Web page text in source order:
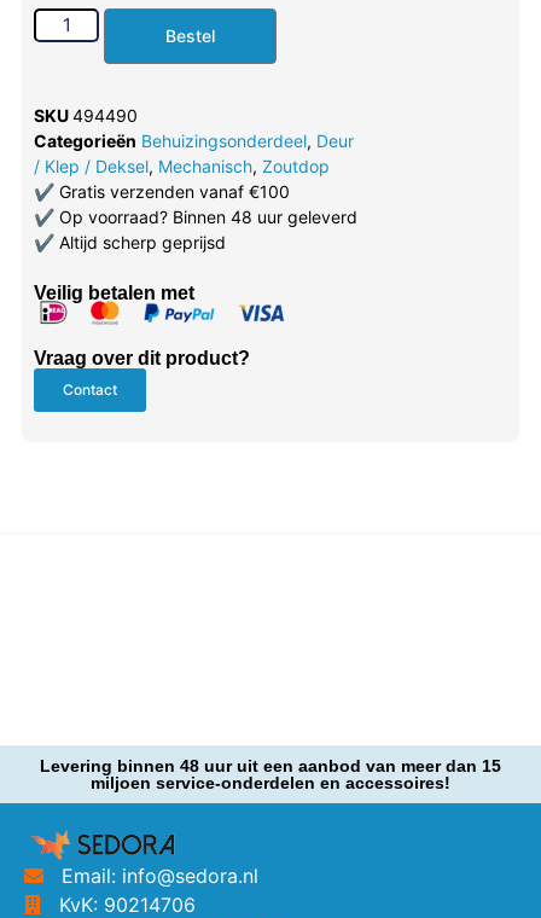
Bestel
SKU494490
Categorieën Behuizingsonderdeel, Deur
/ Klep / Deksel, Mechanisch, Zoutdop
✔Gratis verzenden vanaf €100
✔Op voorraad? Binnen 48 uur geleverd
✔Altijd scherp geprijsd
Veilig betalen met
Vraag over dit product?
Contact
Levering binnen 48 uur uit een aanbod van meer dan 15
miljoen service-onderdelen en accessoires!
Email: info@sedora.nl
KvK: 90214706